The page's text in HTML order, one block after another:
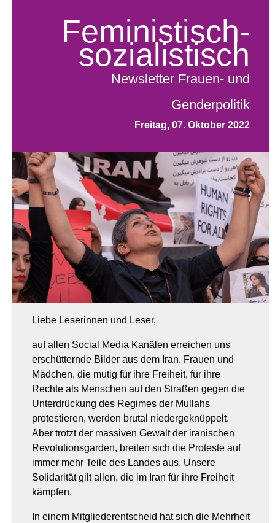
Feministisch-
sozialistisch
Newsletter Frauen- und
Genderpolitik
Freitag, 07. Oktober 2022
Liebe Leserinnen und Leser,
auf allen Social Media Kanälen erreichen uns
erschütternde Bilder aus dem Iran. Frauen und
Mädchen, die mutig für ihre Freiheit, für ihre
Rechte als Menschen auf den Straßen gegen die
Unterdrückung des Regimes der Mullahs
protestieren, werden brutal niedergeknüppelt.
Aber trotzt der massiven Gewalt der iranischen
Revolutionsgarden, breiten sich die Proteste auf
immer mehr Teile des Landes aus. Unsere
Solidarität gilt allen, die im Iran für ihre Freiheit
kämpfen.
In einem Mitgliederentscheid hat sich die Mehrheit